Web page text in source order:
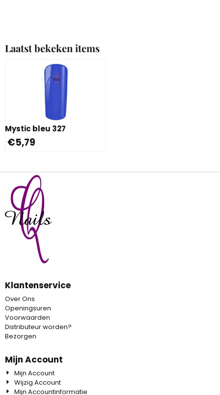
Laatst bekeken items
Mystic bleu 327
€5,79
Klantenservice
Over Ons
Openingsuren
Voorwaarden
Distributeur worden?
Bezorgen
Mijn Account
Mijn Account
Wijzig Account
Mijn Accountinformatie